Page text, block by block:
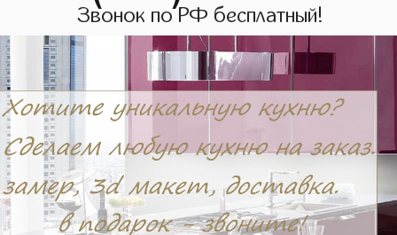
Звонок по РФ бесплатный!